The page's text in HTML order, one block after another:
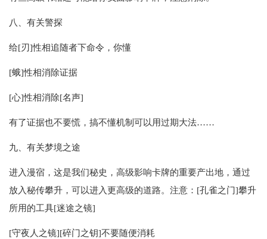
八、有关警探
给[刃]性相追随者下命令，你懂
[蛾]性相消除证据
[心]性相消除[名声]
有了证据也不要慌，搞不懂机制可以用过期大法……
九、有关梦境之途
进入漫宿，这是我们秘史，高级影响卡牌的重要产出地，通过
放入秘传攀升，可以进入更高级的道路。注意：[孔雀之门]攀升
所用的工具[迷途之镜]
[守夜人之镜][碎门之钥]不要随便消耗